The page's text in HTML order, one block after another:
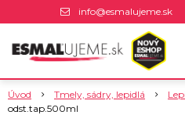
info@esmalujeme.sk
Úvod Tmely, sádry, lepidlá
odst.tap.500ml